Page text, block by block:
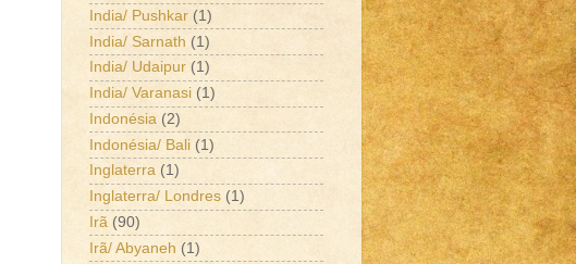
India/ Pushkar (1)
India/ Sarnath (1)
India/ Udaipur (1)
India/ Varanasi (1)
Indonésia (2)
Indonésia/ Bali (1)
Inglaterra (1)
Inglaterra/ Londres (1)
Irã (90)
Irã/ Abyaneh (1)